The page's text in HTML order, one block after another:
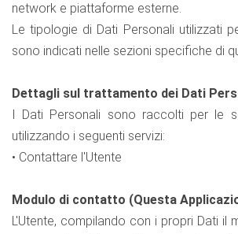
network e piattaforme esterne.
Le tipologie di Dati Personali utilizzati
sono indicati nelle sezioni specifiche di
Dettagli sul trattamento dei Dati
I Dati Personali sono raccolti per le
utilizzando i seguenti servizi:
• Contattare l'Utente
Modulo di contatto (Questa
L'Utente, compilando con i propri Dati il